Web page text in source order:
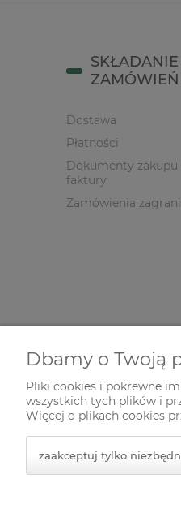
SKŁADANIE
ZAMÓWIEŃ
Dostawa
Płatności
Dokumenty zakupu
faktury
Zamówienia
© 2026
Dbamy o Twoją
Pliki cookies i pokrewne
wszystkich tych plików i
Więcej o plikach cookies
zaakceptuj tylko